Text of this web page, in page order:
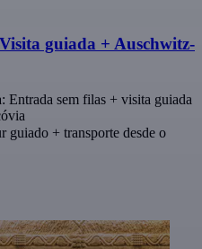
guiada + Auschwitz-
Entrada sem filas + visita guiada
+ transporte desde o